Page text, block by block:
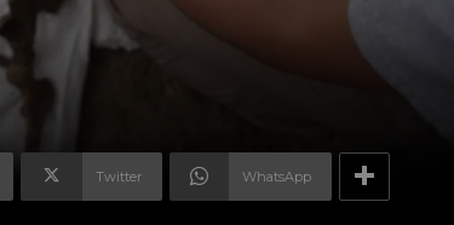
Twitter WhatsApp